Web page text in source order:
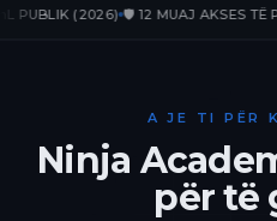
(2026) 🛡️ 12 MUAJ AKSES TË PLOTË
A JE TI PËR
Ninja
për të